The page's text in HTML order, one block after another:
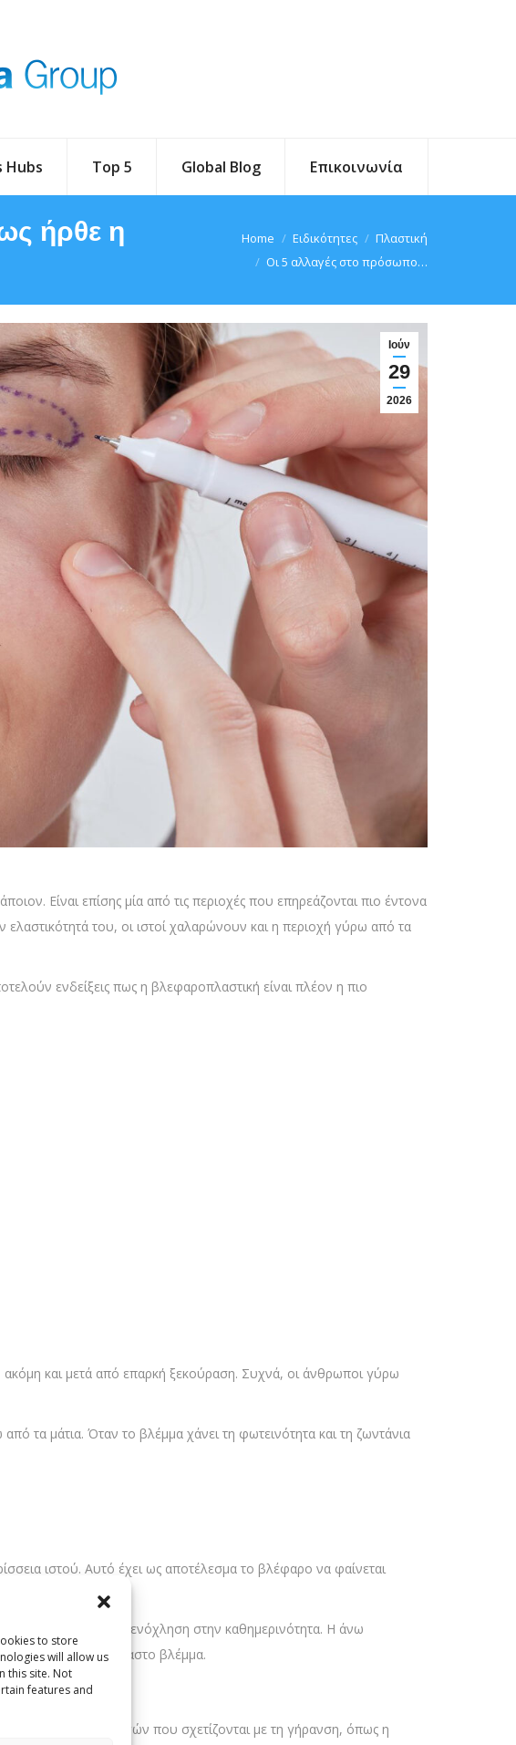
to store
will allow us
this site. Not
features and
Hubs Top 5 Global Blog Επικοινωνία
ήρθε η
You are here:Home Ειδικότητες
Πλαστική
Οι 5 αλλαγές στο πρόσωπο…
Ιούν
29
2026
Είναι επίσης μία από τις περιοχές που επηρεάζονται πιο έντονα
του, οι ιστοί χαλαρώνουν και η περιοχή γύρω από τα
ενδείξεις πως η βλεφαροπλαστική είναι πλέον η πιο
και μετά από επαρκή ξεκούραση. Συχνά, οι άνθρωποι γύρω
τα μάτια. Όταν το βλέμμα χάνει τη φωτεινότητα και τη ζωντάνια
ιστού. Αυτό έχει ως αποτέλεσμα το βλέφαρο να φαίνεται
λειτουργική ενόχληση στην καθημερινότητα. Η άνω
ανοιχτό και ξεκούραστο βλέμμα.
ανατομικών αλλαγών που σχετίζονται με τη γήρανση, όπως η